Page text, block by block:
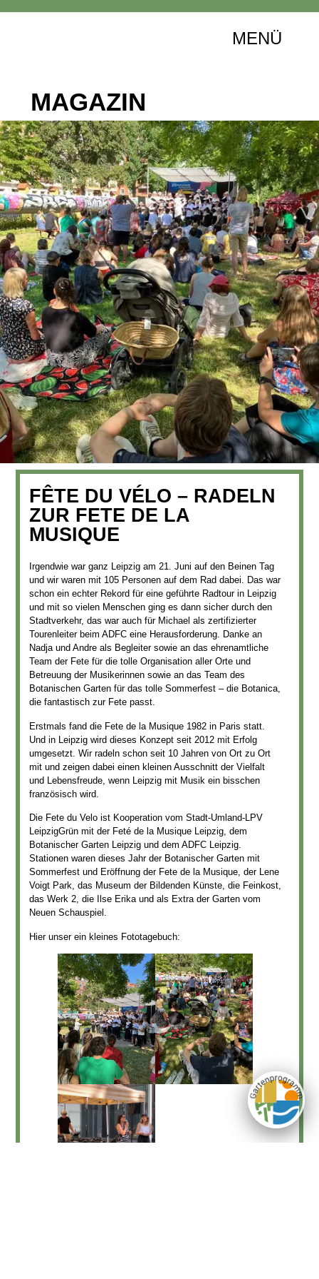
MENÜ
MAGAZIN
FÊTE DU VÉLO – RADELN
ZUR FETE DE LA
MUSIQUE
Irgendwie war ganz Leipzig am 21. Juni auf den Beinen Tag
und wir waren mit 105 Personen auf dem Rad dabei. Das war
schon ein echter Rekord für eine geführte Radtour in Leipzig
und mit so vielen Menschen ging es dann sicher durch den
Stadtverkehr, das war auch für Michael als zertifizierter
Tourenleiter beim ADFC eine Herausforderung. Danke an
Nadja und Andre als Begleiter sowie an das ehrenamtliche
Team der Fete für die tolle Organisation aller Orte und
Betreuung der Musikerinnen sowie an das Team des
Botanischen Garten für das tolle Sommerfest – die Botanica,
die fantastisch zur Fete passt.
Erstmals fand die Fete de la Musique 1982 in Paris statt.
Und in Leipzig wird dieses Konzept seit 2012 mit Erfolg
umgesetzt. Wir radeln schon seit 10 Jahren von Ort zu Ort
mit und zeigen dabei einen kleinen Ausschnitt der Vielfalt
und Lebensfreude, wenn Leipzig mit Musik ein bisschen
französisch wird.
Die Fete du Velo ist Kooperation vom Stadt-Umland-LPV
LeipzigGrün mit der Feté de la Musique Leipzig, dem
Botanischer Garten Leipzig und dem ADFC Leipzig.
Stationen waren dieses Jahr der Botanischer Garten mit
Sommerfest und Eröffnung der Fete de la Musique, der Lene
Voigt Park, das Museum der Bildenden Künste, die Feinkost,
das Werk 2, die Ilse Erika und als Extra der Garten vom
Neuen Schauspiel.
Hier unser ein kleines Fototagebuch: